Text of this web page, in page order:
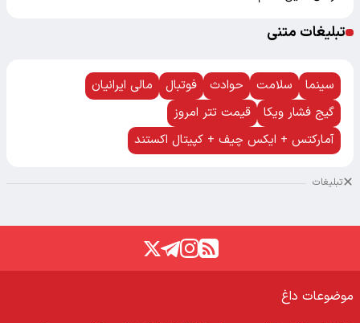
تبلیغات متنی
سینما سلامت حوادث فوتبال
مالی ایرانیان
گیج فشار ویکا
قیمت تتر امروز
آمارکتس + ایکس چیف + کپیتال اکستند
تبلیغات
موضوعات داغ